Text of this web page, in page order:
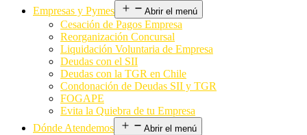
Empresas y Pymes
Abrir el menú
Cesación de Pagos Empresa
Reorganización Concursal
Liquidación Voluntaria de Empresa
Deudas con el SII
Deudas con la TGR en Chile
Condonación de Deudas SII y TGR
FOGAPE
Evita la Quiebra de tu Empresa
Dónde Atendemos
Abrir el menú